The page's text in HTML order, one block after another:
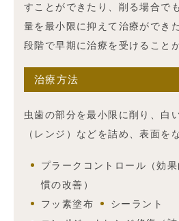
すことができたり、削る場合で
量を最小限に抑えて治療ができ
段階で早期に治療を受けること
治療方法
虫歯の部分を最小限に削り、白
（レンジ）などを詰め、表面を
プラークコントロール（効
慣の改善）
フッ素塗布
シーラント